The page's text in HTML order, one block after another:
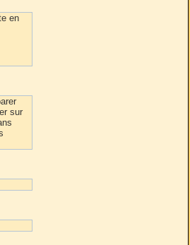
en
sur